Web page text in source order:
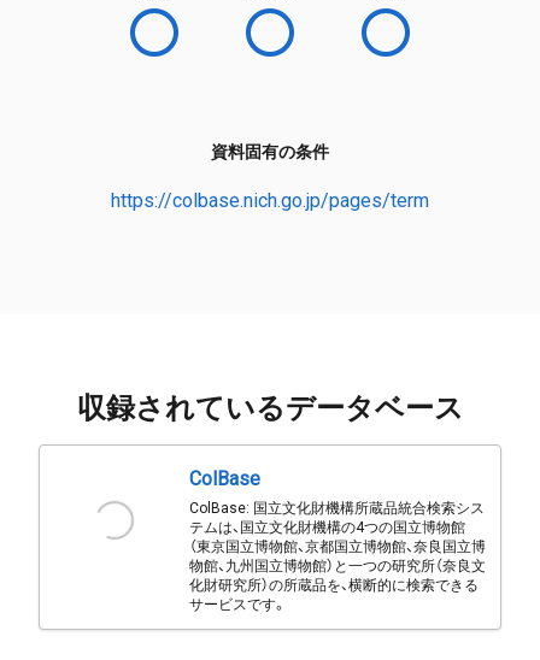
資料固有の条件
https://colbase.nich.go.jp/pages/term
収録されているデータベース
ColBase
ColBase: 国立文化財機構所蔵品統合検索シス
テムは、国立文化財機構の4つの国立博物館
（東京国立博物館、京都国立博物館、奈良国立博
物館、九州国立博物館）と一つの研究所（奈良文
化財研究所）の所蔵品を、横断的に検索できる
サービスです。